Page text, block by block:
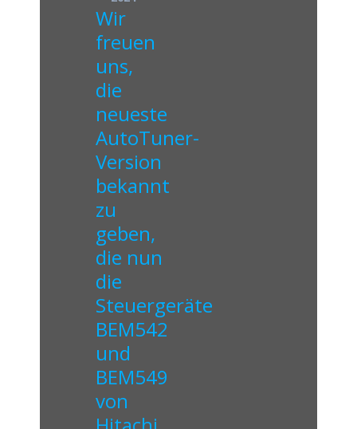
Wir
freuen
uns,
die
neueste
AutoTuner-
Version
bekannt
zu
geben,
die nun
die
Steuergeräte
BEM542
und
BEM549
von